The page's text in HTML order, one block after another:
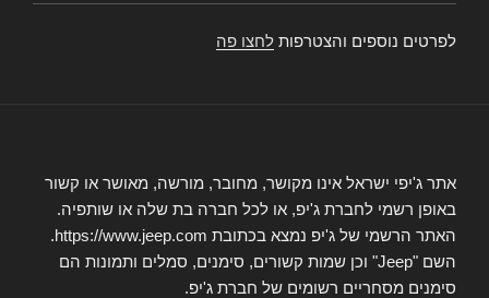
לפרטים נוספים והצטרפות לחצו פה
אתר ג'יפי ישראל אינו מקושר, מחובר, מורשה, מאושר או קשור
באופן רשמי לחברת ג'יפ, או לכל חברה בת שלה או שותפיה.
האתר הרשמי של ג'יפ נמצא בכתובת https://www.jeep.com.
השם "Jeep" וכן שמות קשורים, סימנים, סמלים ותמונות הם
סימנים מסחריים רשומים של חברת ג'יפ.